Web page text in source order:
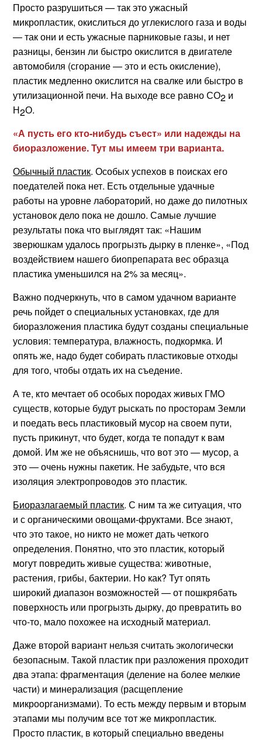
Просто разрушиться — так это ужасный
микропластик, окислиться до углекислого газа и воды
— так они и есть ужасные парниковые газы, и нет
разницы, бензин ли быстро окислится в двигателе
автомобиля (сгорание — это и есть окисление),
пластик медленно окислится на свалке или быстро в
утилизационной печи. На выходе все равно СО2 и
Н2О.
«А пусть его кто-нибудь съест» или надежды на
биоразложение. Тут мы имеем три варианта.
Обычный пластик. Особых успехов в поисках его
поедателей пока нет. Есть отдельные удачные
работы на уровне лабораторий, но даже до пилотных
установок дело пока не дошло. Самые лучшие
результаты пока что выглядят так: «Нашим
зверюшкам удалось прогрызть дырку в пленке», «Под
воздействием нашего биопрепарата вес образца
пластика уменьшился на 2% за месяц».
Важно подчеркнуть, что в самом удачном варианте
речь пойдет о специальных установках, где для
биоразложения пластика будут созданы специальные
условия: температура, влажность, подкормка. И
опять же, надо будет собирать пластиковые отходы
для того, чтобы отдать их на съедение.
А те, кто мечтает об особых породах живых ГМО
существ, которые будут рыскать по просторам Земли
и поедать весь пластиковый мусор на своем пути,
пусть прикинут, что будет, когда те попадут к вам
домой. Им же не объяснишь, что вот это — мусор, а
это — очень нужны пакетик. Не забудьте, что вся
изоляция электропроводов это пластик.
Биоразлагаемый пластик. С ним та же ситуация, что
и с органическими овощами-фруктами. Все знают,
что это такое, но никто не может дать четкого
определения. Понятно, что это пластик, который
могут повредить живые существа: животные,
растения, грибы, бактерии. Но как? Тут опять
широкий диапазон возможностей — от пошкрябать
поверхность или прогрызть дырку, до превратить во
что-то, мало похожее на исходный материал.
Даже второй вариант нельзя считать экологически
безопасным. Такой пластик при разложения проходит
два этапа: фрагментация (деление на более мелкие
части) и минерализация (расщепление
микроорганизмами). То есть между первым и вторым
этапами мы получим все тот же микропластик.
Просто пластик, в который специально введены